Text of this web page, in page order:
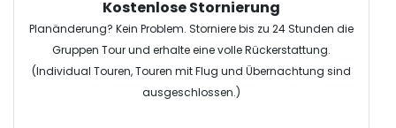
Kostenlose Stornierung
Planänderung? Kein Problem. Storniere bis zu 24 Stunden die
Gruppen Tour und erhalte eine volle Rückerstattung.
(Individual Touren, Touren mit Flug und Übernachtung sind
ausgeschlossen.)